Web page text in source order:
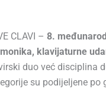
CLAVI – 8.
klavijaturne
duo već disciplina
su podijeljene